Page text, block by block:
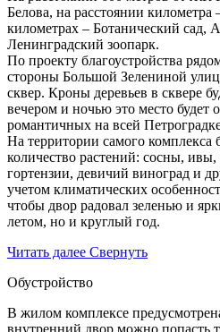
Белова, на расстоянии километра
километрах – Ботанический сад,
Ленинградский зоопарк.
По проекту благоустройства
стороны Большой Зелениной
сквер. Кроны деревьев в сквере
вечером и ночью это место будет
романтичных на всей
На территории самого комплекса
количество растений: сосны,
гортензии, девичий виноград и
учетом климатических
чтобы двор радовал зеленью и
летом, но и круглый год.
Читать далее Свернуть
Обустройство
В жилом комплексе
внутренний двор можно попасть